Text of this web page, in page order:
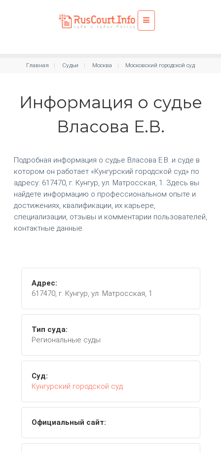
Главная Судьи Москва Московский городской суд
Информация о судье
Власова Е.В.
Подробная информация о судье Власова Е.В. и суде в
котором он работает «Кунгурский городской суд» по
адресу: 617470, г. Кунгур, ул. Матросская, 1. Здесь вы
найдете информацию о профессиональном опыте и
достижениях, квалификации, их карьере,
специализации, отзывы и комментарии пользователей,
контактные данные.
Адрес:
617470, г. Кунгур, ул. Матросская, 1
Тип суда:
Региональные суды
Суд:
Кунгурский городской суд
Официальный сайт: